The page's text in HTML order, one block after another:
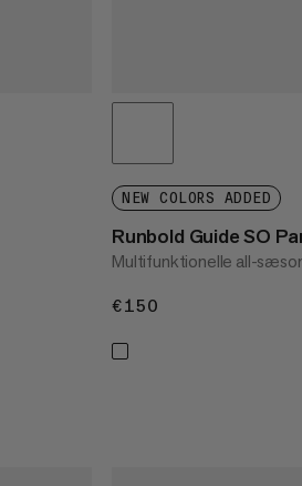
NEW COLORS ADDED
Runbold Guide SO
Multifunktionelle all-
€150